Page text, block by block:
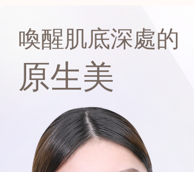
喚醒肌底深處的
原生美